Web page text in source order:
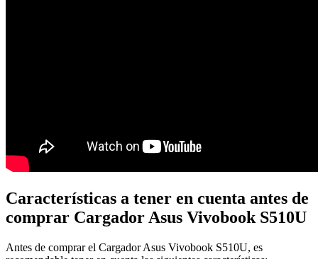
Características a tener en cuenta antes de
comprar Cargador Asus Vivobook S510U
Antes de comprar el Cargador Asus Vivobook S510U, es